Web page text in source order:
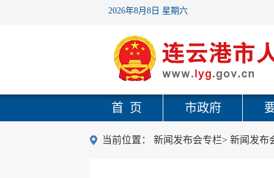
2026年8月8日 星期六
首 页 市政府
当前位置： 新闻发布会专栏> 新闻发布